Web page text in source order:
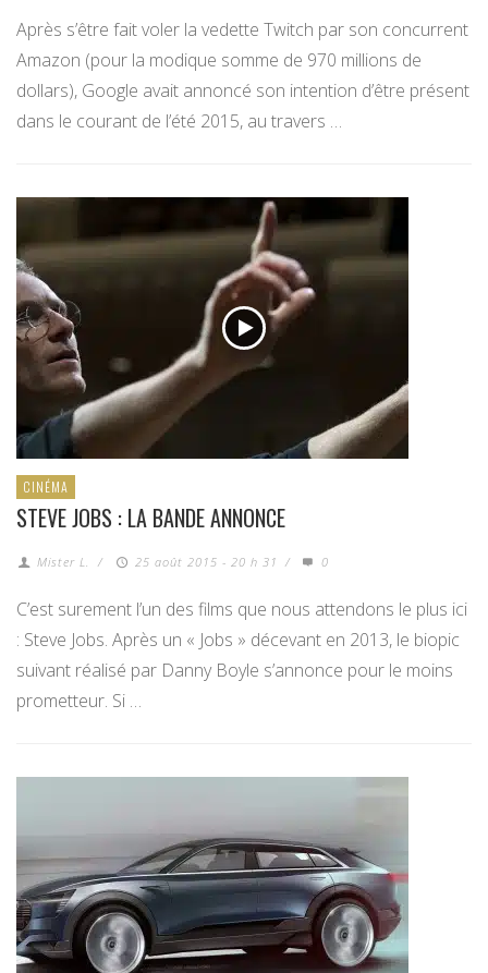
Après s’être fait voler la vedette Twitch par son concurrent
Amazon (pour la modique somme de 970 millions de
dollars), Google avait annoncé son intention d’être présent
dans le courant de l’été 2015, au travers …
CINÉMA
STEVE JOBS : LA BANDE ANNONCE
Mister L. / 25 août 2015 - 20 h 31 / 0
C’est surement l’un des films que nous attendons le plus ici
: Steve Jobs. Après un « Jobs » décevant en 2013, le biopic
suivant réalisé par Danny Boyle s’annonce pour le moins
prometteur. Si …